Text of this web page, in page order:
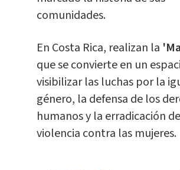
comunidades.
En Costa Rica, realizan la
que se convierte en un
visibilizar las luchas por la
género, la defensa de los
humanos y la erradicación
violencia contra las mujeres.